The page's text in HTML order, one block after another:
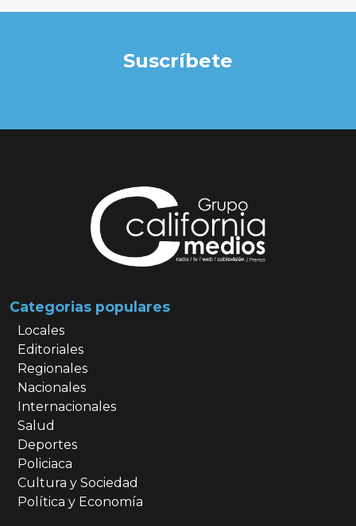
Suscríbete
Categorias populares
Locales
Editoriales
Regionales
Nacionales
Internacionales
Salud
Deportes
Policiaca
Cultura y Sociedad
Política y Economía